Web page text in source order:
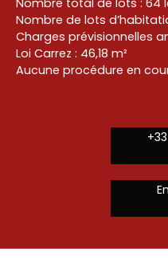
Nombre total de lots : 64
Nombre de lots
Charges prévisionnelles
Loi Carrez : 46,18 m²
Aucune procédure en